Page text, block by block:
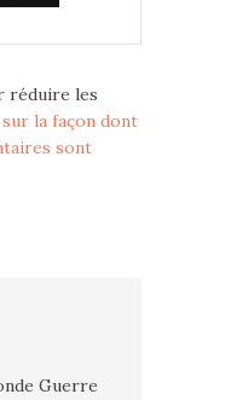
réduire les
la façon dont
sont
Guerre